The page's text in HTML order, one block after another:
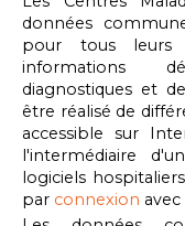
données
pour tous leurs
informations
diagnostiques et
être réalisé de
accessible sur
l'intermédiaire
logiciels
par connexion